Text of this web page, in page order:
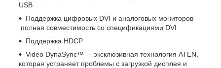
USB
Поддержка цифровых DVI и аналоговых мониторов –
полная совместимость со спецификациями DVI
Поддержка HDCP
Video DynaSync™ – эксклюзивная технология ATEN,
которая устраняет проблемы с загрузкой дисплея и